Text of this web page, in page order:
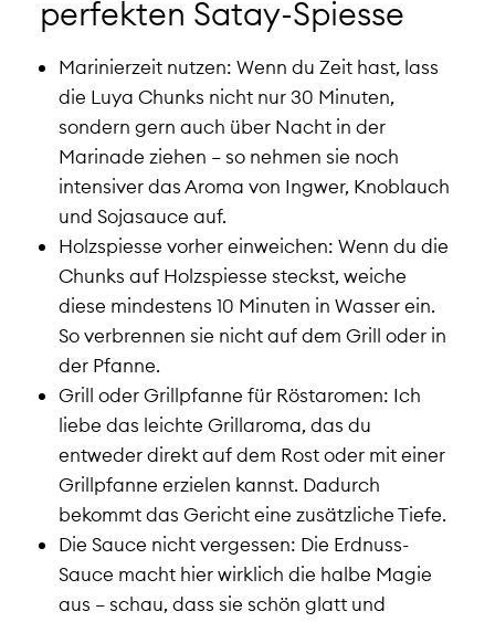
perfekten Satay-Spiesse
Marinierzeit nutzen: Wenn du Zeit hast, lass
die Luya Chunks nicht nur 30 Minuten,
sondern gern auch über Nacht in der
Marinade ziehen – so nehmen sie noch
intensiver das Aroma von Ingwer, Knoblauch
und Sojasauce auf.
Holzspiesse vorher einweichen: Wenn du die
Chunks auf Holzspiesse steckst, weiche
diese mindestens 10 Minuten in Wasser ein.
So verbrennen sie nicht auf dem Grill oder in
der Pfanne.
Grill oder Grillpfanne für Röstaromen: Ich
liebe das leichte Grillaroma, das du
entweder direkt auf dem Rost oder mit einer
Grillpfanne erzielen kannst. Dadurch
bekommt das Gericht eine zusätzliche Tiefe.
Die Sauce nicht vergessen: Die Erdnuss-
Sauce macht hier wirklich die halbe Magie
aus – schau, dass sie schön glatt und